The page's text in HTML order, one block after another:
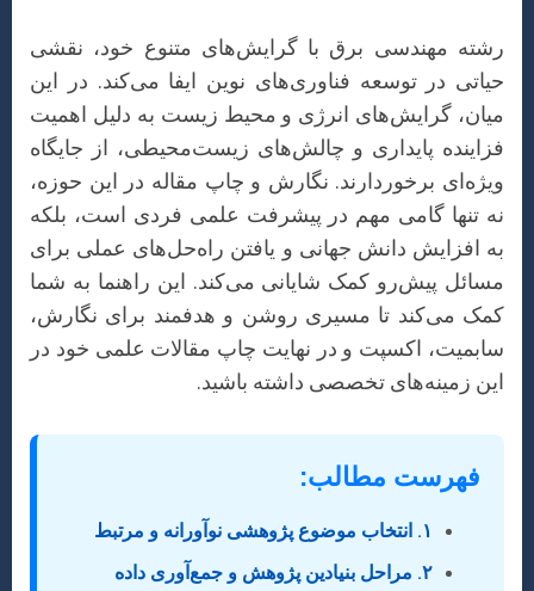
رشته مهندسی برق با گرایش‌های متنوع خود، نقشی
حیاتی در توسعه فناوری‌های نوین ایفا می‌کند. در این
میان، گرایش‌های انرژی و محیط زیست به دلیل اهمیت
فزاینده پایداری و چالش‌های زیست‌محیطی، از جایگاه
ویژه‌ای برخوردارند. نگارش و چاپ مقاله در این حوزه،
نه تنها گامی مهم در پیشرفت علمی فردی است، بلکه
به افزایش دانش جهانی و یافتن راه‌حل‌های عملی برای
مسائل پیش‌رو کمک شایانی می‌کند. این راهنما به شما
کمک می‌کند تا مسیری روشن و هدفمند برای نگارش،
سابمیت، اکسپت و در نهایت چاپ مقالات علمی خود در
این زمینه‌های تخصصی داشته باشید.
فهرست مطالب:
۱. انتخاب موضوع پژوهشی نوآورانه و مرتبط
۲. مراحل بنیادین پژوهش و جمع‌آوری داده